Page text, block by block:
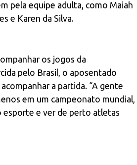
pela equipe adulta, como Maiah
e Karen da Silva.
os jogos da
pelo Brasil, o aposentado
a partida. “A gente
em um campeonato mundial,
esporte e ver de perto atletas